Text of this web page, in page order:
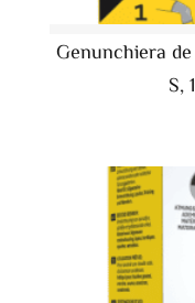
Genunchiera
S,